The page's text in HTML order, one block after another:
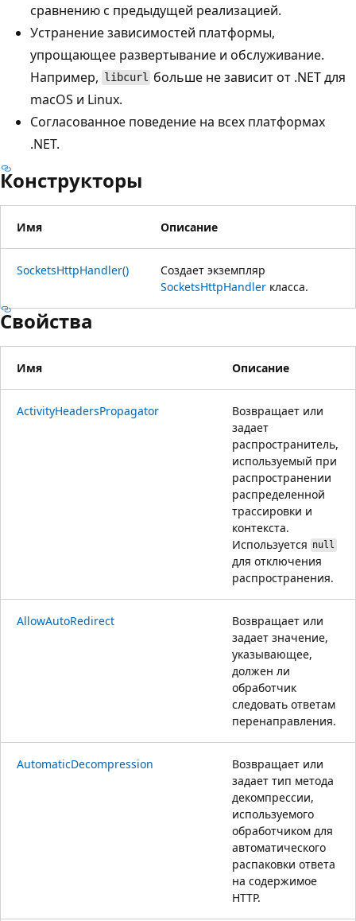
сравнению с предыдущей реализацией.
Устранение зависимостей платформы,
упрощающее развертывание и обслуживание.
Например, libcurl больше не зависит от .NET для
macOS и Linux.
Согласованное поведение на всех платформах
.NET.
Конструкторы
Имя Описание
SocketsHttpHandler()
Создает экземпляр
SocketsHttpHandler класса.
Свойства
Имя Описание
ActivityHeadersPropagator
Возвращает или
задает
распространитель,
используемый при
распространении
распределенной
трассировки и
контекста.
Используется null
для отключения
распространения.
AllowAutoRedirect
Возвращает или
задает значение,
указывающее,
должен ли
обработчик
следовать ответам
перенаправления.
AutomaticDecompression
Возвращает или
задает тип метода
декомпрессии,
используемого
обработчиком для
автоматического
распаковки ответа
на содержимое
HTTP.